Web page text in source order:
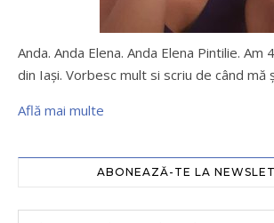
Anda. Anda Elena. Anda Elena Pintilie. Am
din Iaşi. Vorbesc mult si scriu de când mă
Află mai multe
ABONEAZĂ-TE LA